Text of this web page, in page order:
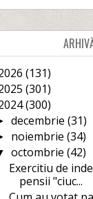
(131)
(301)
(300)
decembrie (31)
noiembrie (34)
octombrie (42)
Exercitiu de
pensii "ciuc...